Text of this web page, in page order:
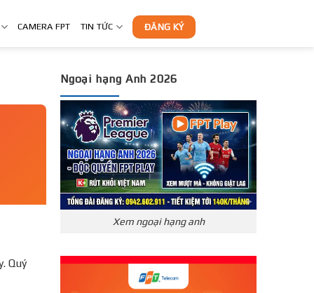
CAMERA FPT TIN TỨC ĐĂNG KÝ
Quý
Ngoại hạng Anh 2026
Xem ngoại hạng anh